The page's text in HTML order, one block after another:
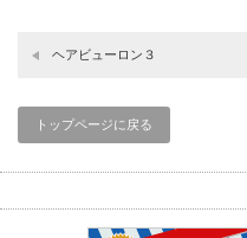
ヘアビューロン３
トップページに戻る